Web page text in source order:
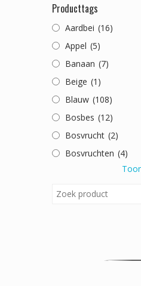
Producttags
Aardbei (16)
Appel (5)
Banaan (7)
Beige (1)
Blauw (108)
Bosbes (12)
Bosvrucht (2)
Bosvruchten (4)